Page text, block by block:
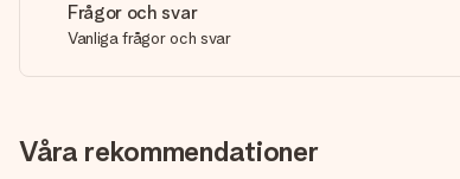
Frågor och svar
Vanliga frågor och svar
Våra rekommendationer